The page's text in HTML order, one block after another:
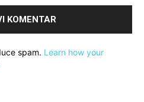
spam. Learn how your